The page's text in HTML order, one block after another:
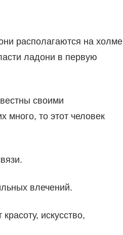
располагаются на холме
ладони в первую
своими
много, то этот человек
влечений.
искусство,